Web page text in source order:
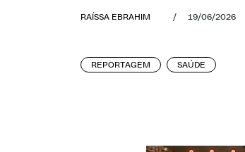
RAÍSSA EBRAHIM / 19/06/2026
REPORTAGEM SAÚDE